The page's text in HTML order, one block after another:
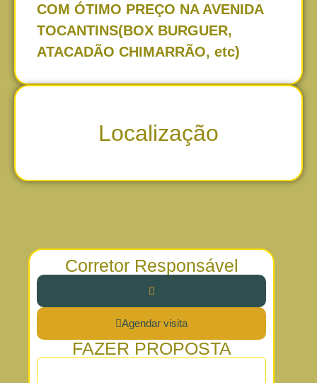
COM ÓTIMO PREÇO NA AVENIDA
TOCANTINS(BOX BURGUER,
ATACADÃO CHIMARRÃO, etc)
Localização
Corretor Responsável
Agendar visita
FAZER PROPOSTA